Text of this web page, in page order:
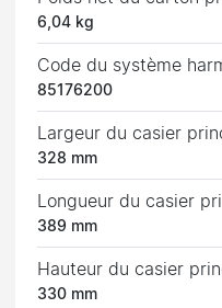
6,04 kg
Code du système
85176200
Largeur du casier
328 mm
Longueur du casier
389 mm
Hauteur du casier
330 mm